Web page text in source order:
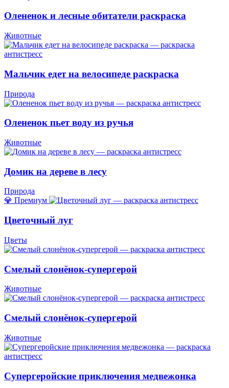
Олененок и лесные обитатели раскраска
Животные
Мальчик едет на велосипеде раскраска
Природа
Олененок пьет воду из ручья
Животные
Домик на дереве в лесу
Природа
💎 Премиум
Цветочный луг
Цветы
Смелый слонёнок-супергерой
Животные
Смелый слонёнок-супергерой
Животные
Супергеройские приключения медвежонка